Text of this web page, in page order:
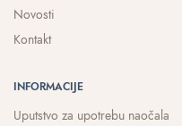
Novosti
Kontakt
INFORMACIJE
Uputstvo za upotrebu naočala